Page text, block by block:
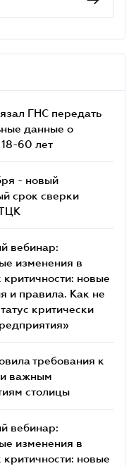
ГНС передать
данные о
60 лет
- новый
срок сверки
вебинар:
изменения в
критичности: новые
и правила. Как не
критически
требования к
важным
столицы
вебинар:
изменения в
критичности: новые